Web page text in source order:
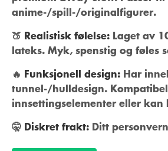
anime-/spill-/originalfigurer.
🍑 Realistisk følelse: Laget av
lateks. Myk, spenstig og føles
🔥 Funksjonell design: Har
tunnel-/hulldesign.
innsettingselementer eller kan
🤫 Diskret frakt: Ditt